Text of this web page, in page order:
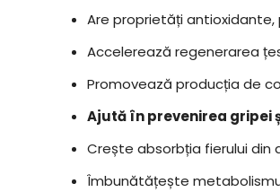
Are proprietăți
Accelerează regenerarea
Promovează producția de
Ajută în prevenirea gripei
Crește absorbția fierului
Îmbunătățește